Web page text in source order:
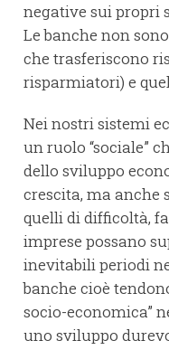
negative sui propri
Le banche non
che trasferiscono
risparmiatori) e
Nei nostri sistemi
un ruolo “sociale”
dello sviluppo
crescita, ma anche
quelli di difficoltà,
imprese possano
inevitabili periodi
banche cioè
socio-economica”
uno sviluppo